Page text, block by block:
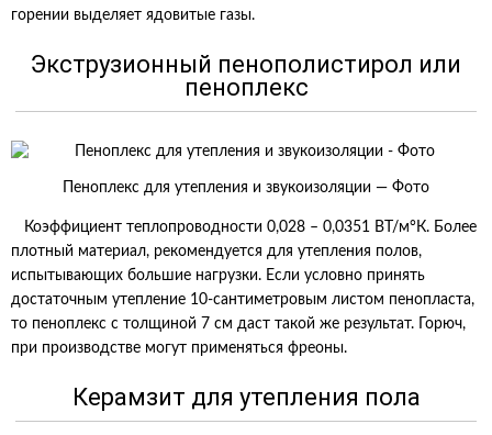
горении выделяет ядовитые газы.
Экструзионный пенополистирол или
пеноплекс
Пеноплекс для утепления и звукоизоляции — Фото
Коэффициент теплопроводности 0,028 – 0,0351 ВТ/м°К. Более
плотный материал, рекомендуется для утепления полов,
испытывающих большие нагрузки. Если условно принять
достаточным утепление 10-сантиметровым листом пенопласта,
то пеноплекс с толщиной 7 см даст такой же результат. Горюч,
при производстве могут применяться фреоны.
Керамзит для утепления пола